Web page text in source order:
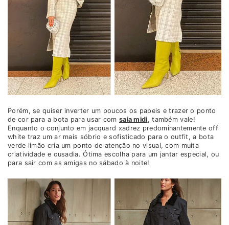
Porém, se quiser inverter um poucos os papeis e trazer o ponto
de cor para a bota para usar com saia midi, também vale!
Enquanto o conjunto em jacquard xadrez predominantemente off
white traz um ar mais sóbrio e sofisticado para o outfit, a bota
verde limão cria um ponto de atenção no visual, com muita
criatividade e ousadia. Ótima escolha para um jantar especial, ou
para sair com as amigas no sábado à noite!